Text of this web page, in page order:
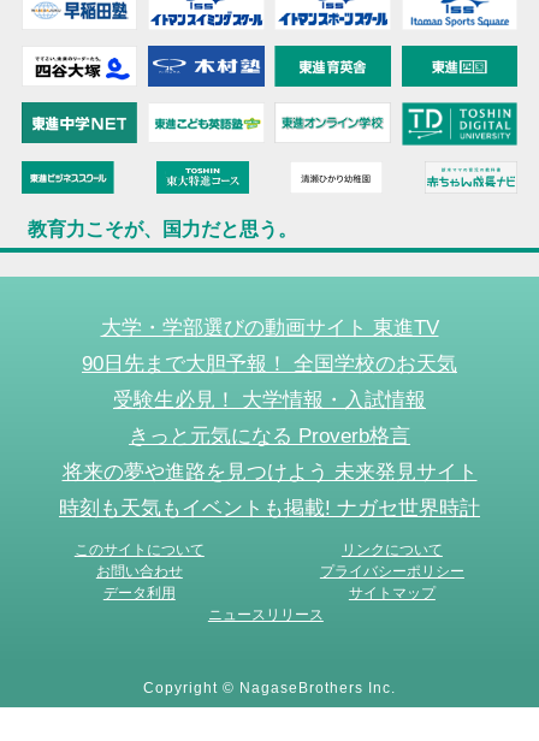
教育力こそが、国力だと思う。
大学・学部選びの動画サイト 東進TV
90日先まで大胆予報！ 全国学校のお天気
受験生必見！ 大学情報・入試情報
きっと元気になる Proverb格言
将来の夢や進路を見つけよう 未来発見サイト
時刻も天気もイベントも掲載! ナガセ世界時計
このサイトについて
リンクについて
お問い合わせ
プライバシーポリシー
データ利用
サイトマップ
ニュースリリース
Copyright © NagaseBrothers Inc.